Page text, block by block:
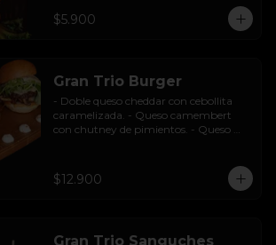
$5.900
Gran Trio Burger
- Doble queso cheddar con cebollita
caramelizada. - Queso camembert
con chutney de pimientos. - Queso
$12.900
Gran Trio Sanguches